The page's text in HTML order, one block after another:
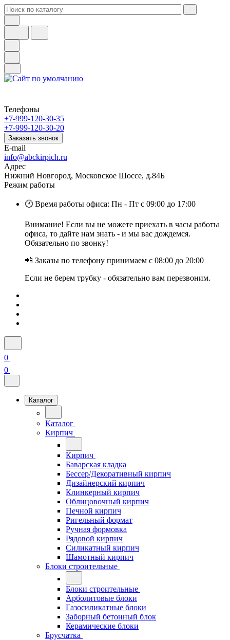
Телефоны
+7-999-120-30-35
+7-999-120-30-20
Заказать звонок
E-mail
info@abckirpich.ru
Адрес
Нижний Новгород, Московское Шоссе, д.84Б
Режим работы
🕐 Время работы офиса: Пн - Пт с 09:00 до 17:00
Внимание! Если вы не можете приехать в часы работы
офиса, то дайте нам знать - и мы вас дождемся.
Обязательно по звонку!
📲 Заказы по телефону принимаем с 08:00 до 20:00
Если не берем трубку - обязательно вам перезвоним.
0
0
Каталог
Каталог
Кирпич
Кирпич
Баварская кладка
Бессер/Декоративный кирпич
Дизайнерский кирпич
Клинкерный кирпич
Облицовочный кирпич
Печной кирпич
Ригельный формат
Ручная формовка
Рядовой кирпич
Силикатный кирпич
Шамотный кирпич
Блоки строительные
Блоки строительные
Арболитовые блоки
Газосиликатные блоки
Заборный бетонный блок
Керамические блоки
Брусчатка